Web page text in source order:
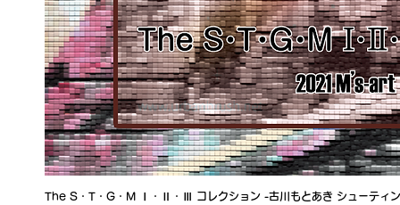
The S・T・G・M Ⅰ・Ⅱ・Ⅲ コレクション -古川もとあき シューティン